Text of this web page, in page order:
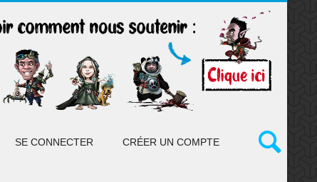
SE CONNECTER CRÉER UN COMPTE